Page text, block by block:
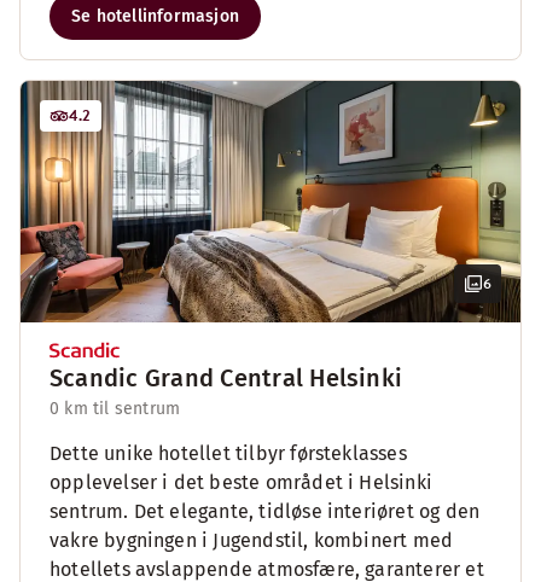
Se hotellinformasjon
6
4.2
Scandic Grand Central Helsinki
0 km til sentrum
Dette unike hotellet tilbyr førsteklasses
opplevelser i det beste området i Helsinki
sentrum. Det elegante, tidløse interiøret og den
vakre bygningen i Jugendstil, kombinert med
hotellets avslappende atmosfære, garanterer et